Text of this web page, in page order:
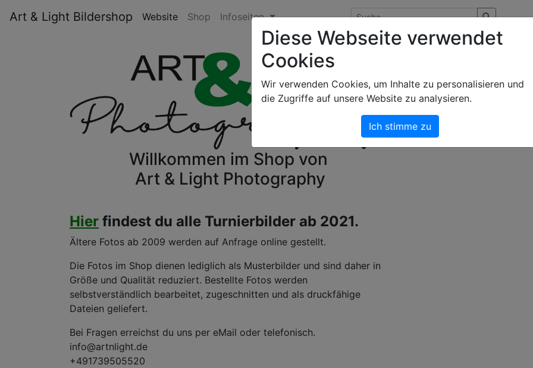
Art & Light Bildershop Website Shop Infoseiten
Willkommen im Shop von
Art & Light Photography
Hier findest du alle Turnierbilder ab 2021.
Ältere Fotos ab 2009 werden auf Anfrage online gestellt.
Die Fotos im Shop dienen lediglich als Musterbilder und sind daher in
Größe und Qualität reduziert. Bestellte Fotos werden
selbstverständlich bearbeitet, zugeschnitten und als druckfähige
Dateien geliefert.
Bei Fragen erreichst du uns per eMail oder telefonisch.
info@artnlight.de
+491739505520
Diese Webseite verwendet
Cookies
Wir verwenden Cookies, um Inhalte zu personalisieren und
die Zugriffe auf unsere Website zu analysieren.
Ich stimme zu